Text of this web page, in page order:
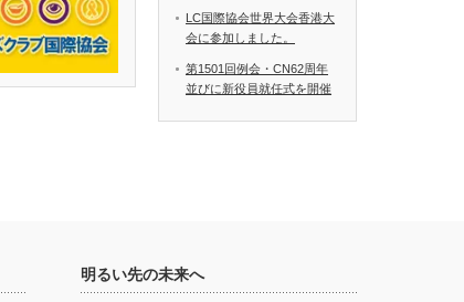
LC国際協会世界大会香港大
会に参加しました。
第1501回例会・CN62周年
並びに新役員就任式を開催
明るい先の未来へ